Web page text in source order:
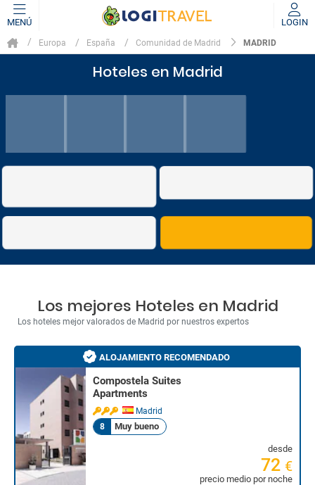
MENÚ LOGIN
Europa España Comunidad de Madrid MADRID
Hoteles en Madrid
Los mejores Hoteles en Madrid
Los hoteles mejor valorados de Madrid por nuestros expertos
ALOJAMIENTO RECOMENDADO
Compostela Suites
Apartments
Madrid
8
Muy bueno
desde
72 €
precio medio por noche